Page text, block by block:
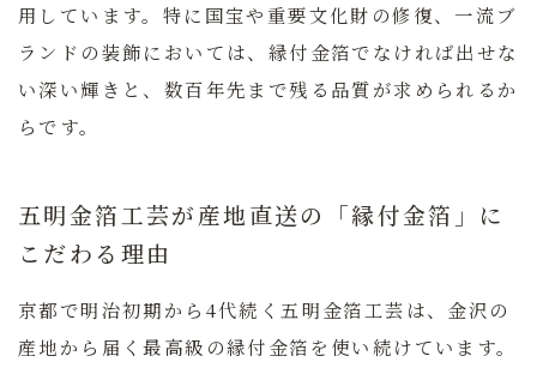
用しています。特に国宝や重要文化財の修復、一流ブ
ランドの装飾においては、縁付金箔でなければ出せな
い深い輝きと、数百年先まで残る品質が求められるか
らです。
五明金箔工芸が産地直送の「縁付金箔」に
こだわる理由
京都で明治初期から4代続く 五明金箔工芸 は、金沢の
産地から届く最高級の縁付金箔を使い続けています。